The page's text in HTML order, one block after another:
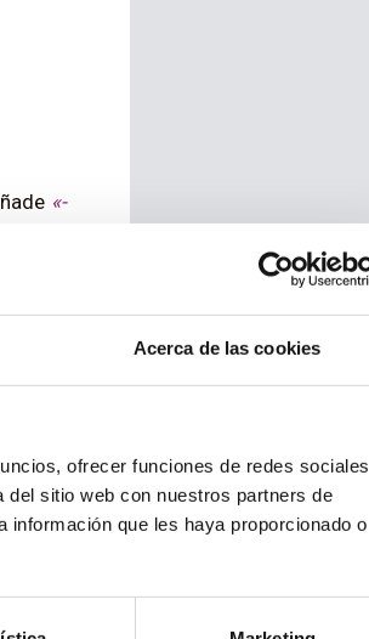
Acerca de las cookies
ofrecer funciones de redes sociales
sitio web con nuestros partners de
información que les haya proporcionado o
«-